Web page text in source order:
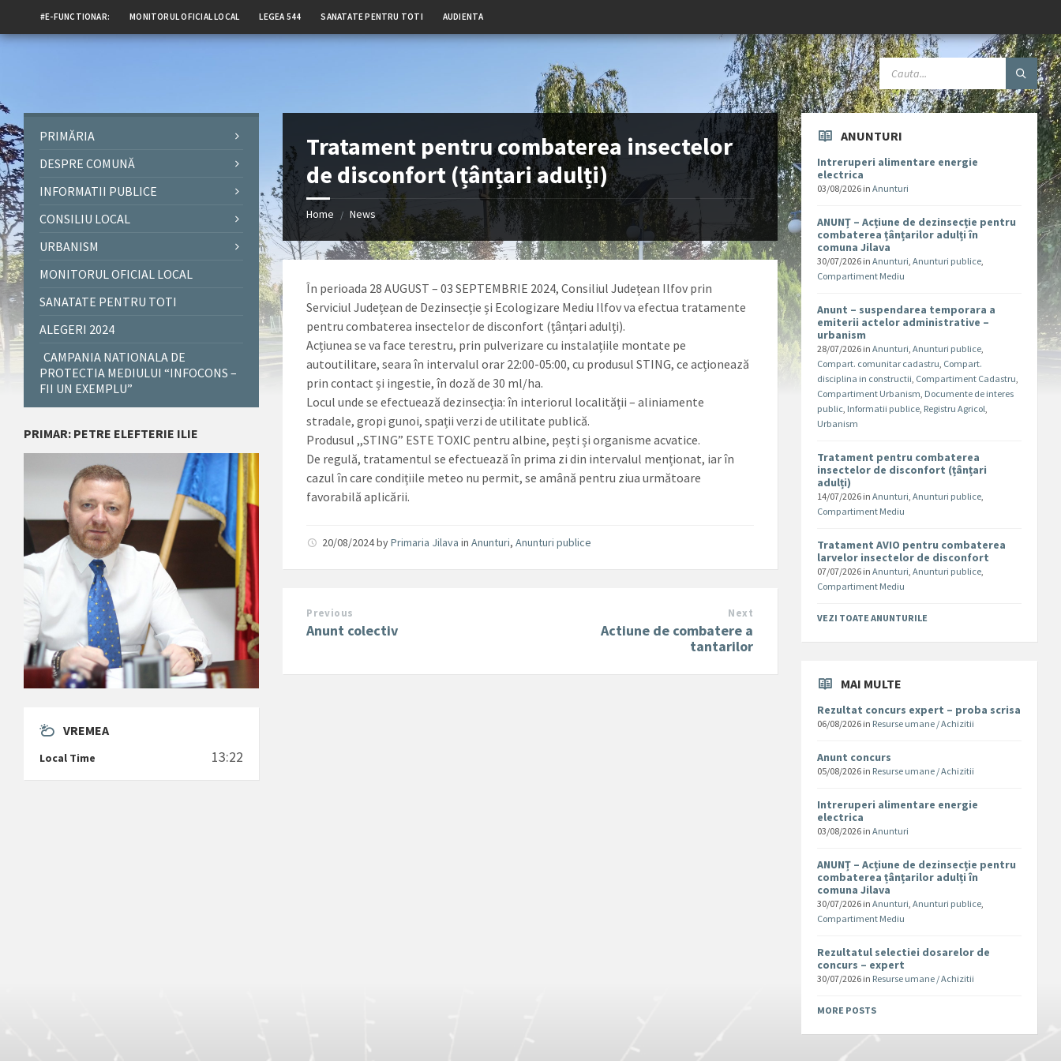
#E-FUNCTIONAR: MONITORUL OFICIAL LOCAL LEGEA 544 SANATATE PENTRU TOTI AUDIENTA
Tratament pentru combaterea insectelor
de disconfort (țânțari adulți)
Home / News
În perioada 28 AUGUST – 03 SEPTEMBRIE 2024, Consiliul Județean Ilfov prin
Serviciul Județean de Dezinsecție și Ecologizare Mediu Ilfov va efectua tratamente
pentru combaterea insectelor de disconfort (țânțari adulți).
Acțiunea se va face terestru, prin pulverizare cu instalațiile montate pe
autoutilitare, seara în intervalul orar 22:00-05:00, cu produsul STING, ce acționează
prin contact și ingestie, în doză de 30 ml/ha.
Locul unde se efectuează dezinsecția: în interiorul localității – aliniamente
stradale, gropi gunoi, spații verzi de utilitate publică.
Produsul ,,STING” ESTE TOXIC pentru albine, pești și organisme acvatice.
De regulă, tratamentul se efectuează în prima zi din intervalul menționat, iar în
cazul în care condițiile meteo nu permit, se amână pentru ziua următoare
favorabilă aplicării.
20/08/2024byPrimaria Jilava inAnunturi,Anunturi publice
Previous
Anunt colectiv
Next
Actiune de combatere a
tantarilor
PRIMĂRIA
DESPRE COMUNĂ
INFORMATII PUBLICE
CONSILIU LOCAL
URBANISM
MONITORUL OFICIAL LOCAL
SANATATE PENTRU TOTI
ALEGERI 2024
CAMPANIA NATIONALA DE
PROTECTIA MEDIULUI “INFOCONS –
FII UN EXEMPLU”
PRIMAR: PETRE ELEFTERIE ILIE
VREMEA
Local Time 13:22
ANUNTURI
Intreruperi alimentare energie
electrica
03/08/2026 inAnunturi
ANUNȚ – Acțiune de dezinsecție pentru
combaterea țânțarilor adulți în
comuna Jilava
30/07/2026 inAnunturi,Anunturi publice,
Compartiment Mediu
Anunt – suspendarea temporara a
emiterii actelor administrative –
urbanism
28/07/2026 inAnunturi,Anunturi publice,
Compart. comunitar cadastru, Compart.
disciplina in constructii, Compartiment Cadastru,
Compartiment Urbanism, Documente de interes
public, Informatii publice, Registru Agricol,
Urbanism
Tratament pentru combaterea
insectelor de disconfort (țânțari
adulți)
14/07/2026 inAnunturi,Anunturi publice,
Compartiment Mediu
Tratament AVIO pentru combaterea
larvelor insectelor de disconfort
07/07/2026 inAnunturi,Anunturi publice,
Compartiment Mediu
VEZI TOATE ANUNTURILE
MAI MULTE
Rezultat concurs expert – proba scrisa
06/08/2026 in Resurse umane / Achizitii
Anunt concurs
05/08/2026 in Resurse umane / Achizitii
Intreruperi alimentare energie
electrica
03/08/2026 inAnunturi
ANUNȚ – Acțiune de dezinsecție pentru
combaterea țânțarilor adulți în
comuna Jilava
30/07/2026 inAnunturi,Anunturi publice,
Compartiment Mediu
Rezultatul selectiei dosarelor de
concurs – expert
30/07/2026 in Resurse umane / Achizitii
MORE POSTS